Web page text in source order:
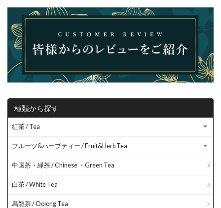
種類から探す
紅茶 / Tea
フルーツ&ハーブティー / Fruit&Herb Tea
中国茶・緑茶 / Chinese ・Green Tea
白茶 / White Tea
烏龍茶 / Oolong Tea